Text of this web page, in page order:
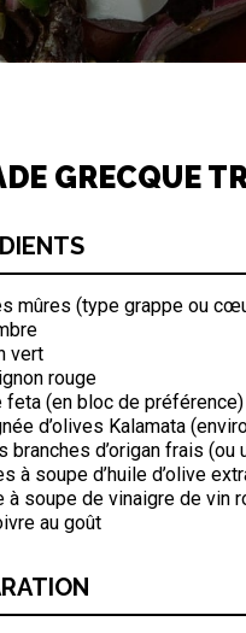
GRECQUE
mûres (type grappe ou
vert
rouge
feta (en bloc de préférence)
d’olives Kalamata
branches d’origan frais (ou
à soupe d’huile d’olive
à soupe de vinaigre de vin
au goût